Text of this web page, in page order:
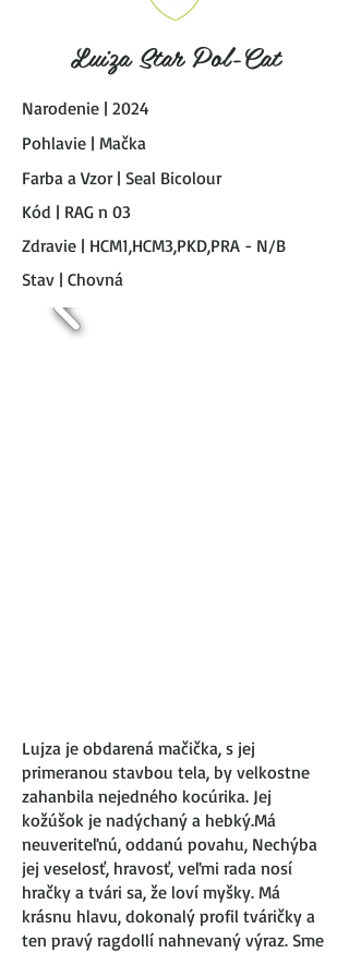
Luiza Star Pol-Cat
Narodenie | 2024
Pohlavie | Mačka
Farba a Vzor | Seal Bicolour
Kód | RAG n 03
Zdravie | HCM1,HCM3,PKD,PRA - N/B
Stav | Chovná
Lujza je obdarená mačička, s jej
primeranou stavbou tela, by velkostne
zahanbila nejedného kocúrika. Jej
kožúšok je nadýchaný a hebký.Má
neuveriteľnú, oddanú povahu, Nechýba
jej veselosť, hravosť, veľmi rada nosí
hračky a tvári sa, že loví myšky. Má
krásnu hlavu, dokonalý profil tváričky a
ten pravý ragdollí nahnevaný výraz. Sme